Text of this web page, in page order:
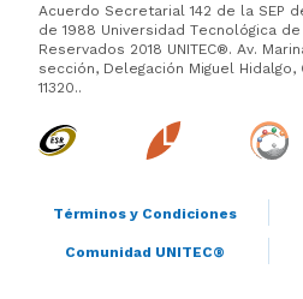
Términos y Condiciones
Comunidad UNITEC®
Acuerdo Secretarial 142 de la SEP
de 1988 Universidad Tecnológica
Reservados 2018 UNITEC®. Av.
sección, Delegación Miguel Hidalgo,
11320..